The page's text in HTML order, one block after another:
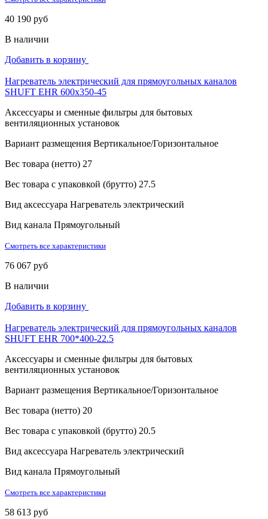
40 190 руб
В наличии
Добавить в корзину
Нагреватель электрический для прямоугольных каналов
SHUFT EHR 600x350-45
Аксессуары и сменные фильтры для бытовых
вентиляционных установок
Вариант размещения Вертикальное/Горизонтальное
Вес товара (нетто) 27
Вес товара с упаковкой (брутто) 27.5
Вид аксессуара Нагреватель электрический
Вид канала Прямоугольный
Смотреть все характеристики
76 067 руб
В наличии
Добавить в корзину
Нагреватель электрический для прямоугольных каналов
SHUFT EHR 700*400-22.5
Аксессуары и сменные фильтры для бытовых
вентиляционных установок
Вариант размещения Вертикальное/Горизонтальное
Вес товара (нетто) 20
Вес товара с упаковкой (брутто) 20.5
Вид аксессуара Нагреватель электрический
Вид канала Прямоугольный
Смотреть все характеристики
58 613 руб